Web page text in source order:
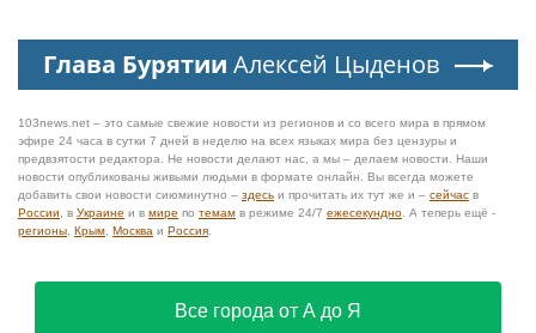
Глава Бурятии Алексей Цыденов
103news.net – это самые свежие новости из регионов и со всего мира в прямом
эфире 24 часа в сутки 7 дней в неделю на всех языках мира без цензуры и
предвзятости редактора. Не новости делают нас, а мы – делаем новости. Наши
новости опубликованы живыми людьми в формате онлайн. Вы всегда можете
добавить свои новости сиюминутно – здесь и прочитать их тут же и – сейчас в
России , в Украине и в мире по темам в режиме 24/7 ежесекундно . А теперь ещё -
регионы Крым Москва и Россия
Все города от А до Я